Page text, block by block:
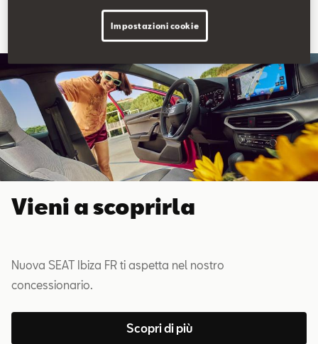
Vieni a scoprirla
Nuova SEAT Ibiza FR ti aspetta nel nostro
concessionario.
Scopri di più
Impostazioni cookie